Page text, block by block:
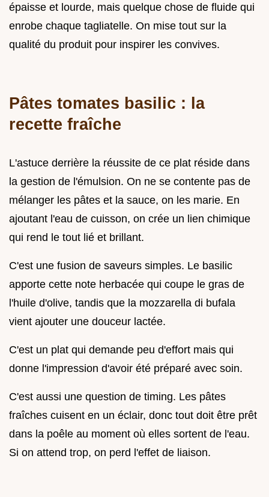
épaisse et lourde, mais quelque chose de fluide qui
enrobe chaque tagliatelle. On mise tout sur la
qualité du produit pour inspirer les convives.
Pâtes tomates basilic : la
recette fraîche
L'astuce derrière la réussite de ce plat réside dans
la gestion de l'émulsion. On ne se contente pas de
mélanger les pâtes et la sauce, on les marie. En
ajoutant l'eau de cuisson, on crée un lien chimique
qui rend le tout lié et brillant.
C'est une fusion de saveurs simples. Le basilic
apporte cette note herbacée qui coupe le gras de
l'huile d'olive, tandis que la mozzarella di bufala
vient ajouter une douceur lactée.
C'est un plat qui demande peu d'effort mais qui
donne l'impression d'avoir été préparé avec soin.
C'est aussi une question de timing. Les pâtes
fraîches cuisent en un éclair, donc tout doit être prêt
dans la poêle au moment où elles sortent de l'eau.
Si on attend trop, on perd l'effet de liaison.